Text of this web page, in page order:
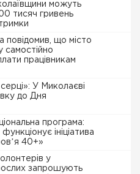
можуть
тисяч гривень
повідомив, що місто
самостійно
працівникам
У Миколаєві
до Дня
програма:
ініціатива
40+»
у
запрошують